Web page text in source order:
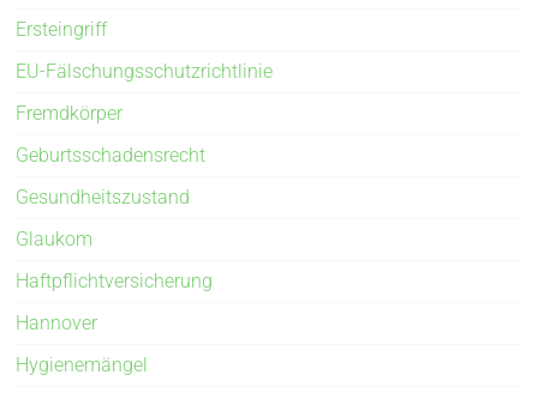
Ersteingriff
EU-Fälschungsschutzrichtlinie
Fremdkörper
Geburtsschadensrecht
Gesundheitszustand
Glaukom
Haftpflichtversicherung
Hannover
Hygienemängel